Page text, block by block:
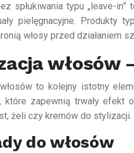
spłukiwania typu „leave-
pielęgnacyjne. Produkty
włosy przed działaniem
włosów
to kolejny istotny
które zapewnią trwały efekt
żeli czy kremów do stylizacji.
do włosów